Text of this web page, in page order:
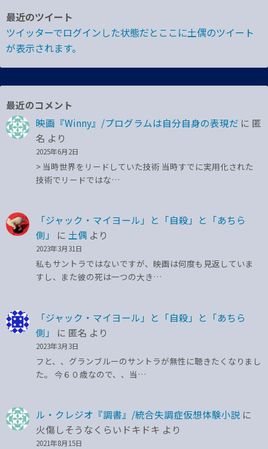
送
り
最近のツイート
ツイッターでログインした状態だとここに土偶のツイート
が表示されます。
最近のコメント
映画『Winny』/プログラムは自分自身の表現だ に 匿
名 より
2025年6月2日
> 当時世界をリードしていた技術 当時すでに実用化された
技術でリードではな…
「ジャック・マイヨール」と「自殺」と「あちら
側」
に 土偶 より
2023年3月31日
私もサントラではないですが、映画は何度も見返していま
すし、また彼の死は一つの大き…
「ジャック・マイヨール」と「自殺」と「あちら
側」
に 匿名 より
2023年3月3日
フと、、グランブルーのサントラが無性に聴きたくなりまし
た。 今６０歳なので、、当…
ル・クレジオ『調書』/統合失調症仮想体験小説 に
火傷しそうなくらいドキドキ より
2021年8月15日